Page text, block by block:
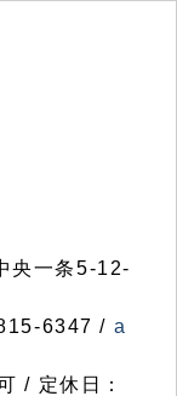
央一条5-12-
6347 / a
/ 定休日：